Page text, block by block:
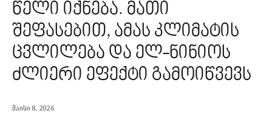
წელი იქნება. მათი
შეფასებით, ამას კლიმატის
ცვლილება და ელ-ნინიოს
ძლიერი ეფექტი გამოიწვევს
მაისი 8, 2026